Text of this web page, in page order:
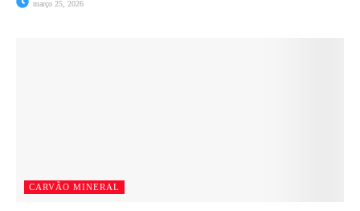
março 25, 2026
CARVÃO MINERAL